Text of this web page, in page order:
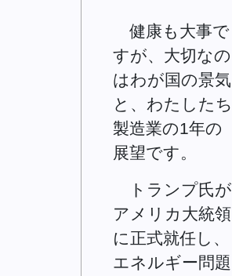
健康も大事で
すが、大切なの
はわが国の景気
と、わたしたち
製造業の1年の
展望です。
トランプ氏が
アメリカ大統領
に正式就任し、
エネルギー問題